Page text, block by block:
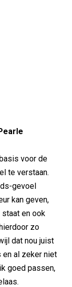
voor de
te verstaan.
gevoel
kan geven,
en ook
zo
dat nou juist
en al zeker niet
goed passen,